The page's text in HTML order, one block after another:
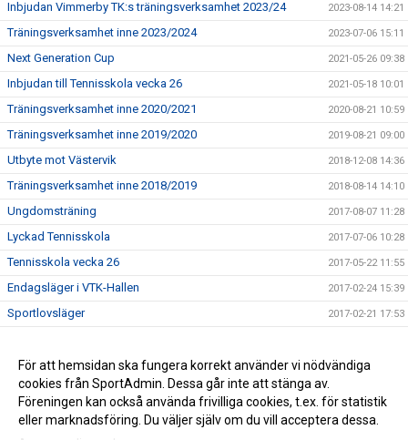
Inbjudan Vimmerby TK:s träningsverksamhet 2023/24 2023-08-14 14:21
Träningsverksamhet inne 2023/2024 2023-07-06 15:11
Next Generation Cup 2021-05-26 09:38
Inbjudan till Tennisskola vecka 26 2021-05-18 10:01
Träningsverksamhet inne 2020/2021 2020-08-21 10:59
Träningsverksamhet inne 2019/2020 2019-08-21 09:00
Utbyte mot Västervik 2018-12-08 14:36
Träningsverksamhet inne 2018/2019 2018-08-14 14:10
Ungdomsträning 2017-08-07 11:28
Lyckad Tennisskola 2017-07-06 10:28
Tennisskola vecka 26 2017-05-22 11:55
Endagsläger i VTK-Hallen 2017-02-24 15:39
Sportlovsläger 2017-02-21 17:53
Emma Eliasson spelade i Oskarshamn 2016-12-11 20:32
Höstlovsläger 2016-11-02 09:17
För att hemsidan ska fungera korrekt använder vi nödvändiga
cookies från SportAdmin. Dessa går inte att stänga av.
Föreningen kan också använda frivilliga cookies, t.ex. för statistik
eller marknadsföring. Du väljer själv om du vill acceptera dessa.